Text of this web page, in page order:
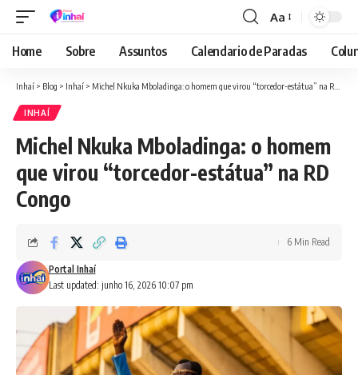
Font
Resizer
Aa
Home Sobre Assuntos Calendario de Paradas
Inhaí > Blog > Inhaí > Michel Nkuka Mboladinga: o homem que virou “torcedor-estátua” na RD Congo
INHAÍ
Michel Nkuka Mboladinga: o homem
que virou “torcedor-estátua” na RD
Congo
Last updated: junho 16, 2026 10:07 pm
Portal Inhaí
6 Min Read